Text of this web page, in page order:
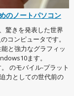
のノートパソコン
驚きを発表した世界
コンピュータです。
と強力なグラフィッ
ます。
のモバイル-プラット
力としての世代前の